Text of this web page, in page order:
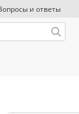
и ответы